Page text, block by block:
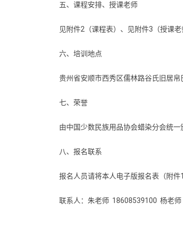
五、课程安排、授课老师
见附件2（课程表）、见附件3（授课老
六、培训地点
贵州省安顺市西秀区儒林路谷氏旧居帛
七、荣誉
由中国少数民族用品协会蜡染分会统一
八、报名联系
报名人员请将本人电子版报名表（附
联系人：朱老师 18608539100 杨老